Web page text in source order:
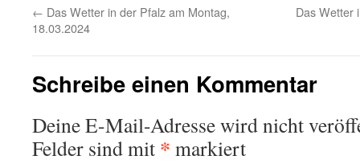
← Das Wetter in der Pfalz am Montag,
18.03.2024
Das Wetter
Schreibe einen Kommentar
Deine E-Mail-Adresse wird nicht
Felder sind mit * markiert